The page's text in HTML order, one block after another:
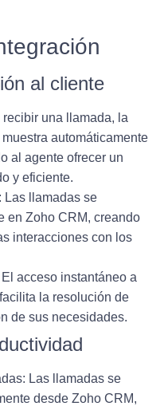
al cliente
recibir una llamada, la
automáticamente
al agente ofrecer un
y eficiente.
: Las llamadas se
en Zoho CRM, creando
interacciones con los
El acceso instantáneo a
la resolución de
de sus necesidades.
: Las llamadas se
desde Zoho CRM,